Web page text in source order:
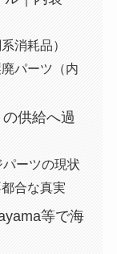
消耗品）
パーツ（内
供給へ過
ーツの現状
合な真実
等で海